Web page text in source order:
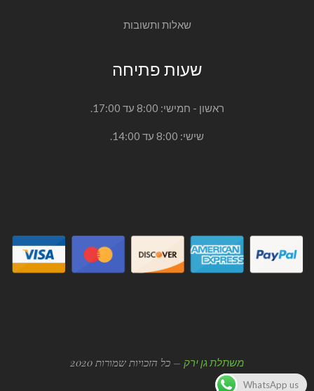
שאלות ותשובות
שעות פתיחה
ראשון - חמישי: 8:00 עד 17:00.
שישי: 8:00 עד 14:00.
משתלת גן ירק – כל הזכויות שמורות 2020
WhatsApp us